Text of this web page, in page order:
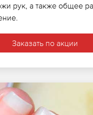
рук, а также общее
Заказать по акции